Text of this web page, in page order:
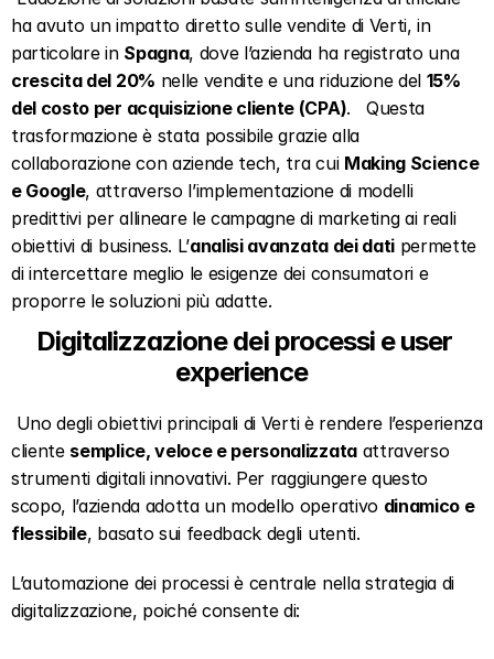
ha avuto un impatto diretto sulle vendite di Verti, in
particolare in Spagna
, dove l’azienda ha registrato una
crescita del 20% nelle vendite e una riduzione del 15%
del costo per acquisizione cliente (CPA).   Questa
trasformazione è stata possibile grazie alla
collaborazione con aziende tech, tra cui Making Science
e Google, attraverso l’implementazione di modelli
predittivi per allineare le campagne di marketing ai reali
obiettivi di business. L’analisi avanzata dei dati permette
di intercettare meglio le esigenze dei consumatori e
proporre le soluzioni più adatte.
Digitalizzazione dei processi e user
experience
cliente semplice, veloce e personalizzata attraverso
strumenti digitali innovativi. Per raggiungere questo
scopo, l’azienda adotta un modello operativo dinamico e
flessibile, basato sui feedback degli utenti.
L’automazione dei processi è centrale nella strategia di
digitalizzazione, poiché consente di: